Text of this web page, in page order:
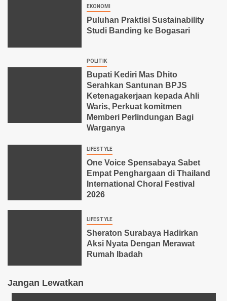
EKONOMI
Puluhan Praktisi Sustainability
Studi Banding ke Bogasari
POLITIK
Bupati Kediri Mas Dhito
Serahkan Santunan BPJS
Ketenagakerjaan kepada Ahli
Waris, Perkuat komitmen
Memberi Perlindungan Bagi
Warganya
LIFESTYLE
One Voice Spensabaya Sabet
Empat Penghargaan di Thailand
International Choral Festival
2026
LIFESTYLE
Sheraton Surabaya Hadirkan
Aksi Nyata Dengan Merawat
Rumah Ibadah
Jangan Lewatkan